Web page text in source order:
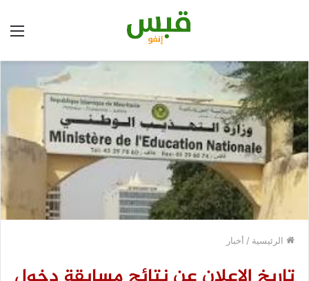
الرئيسية / أخبار